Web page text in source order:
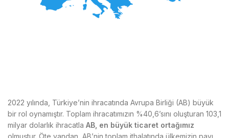
2022 yılında, Türkiye’nin ihracatında Avrupa Birliği (AB) büyük
bir rol oynamıştır. Toplam ihracatımızın %40,6’sını oluşturan 103,1
milyar dolarlık ihracatla AB, en büyük ticaret ortağımız